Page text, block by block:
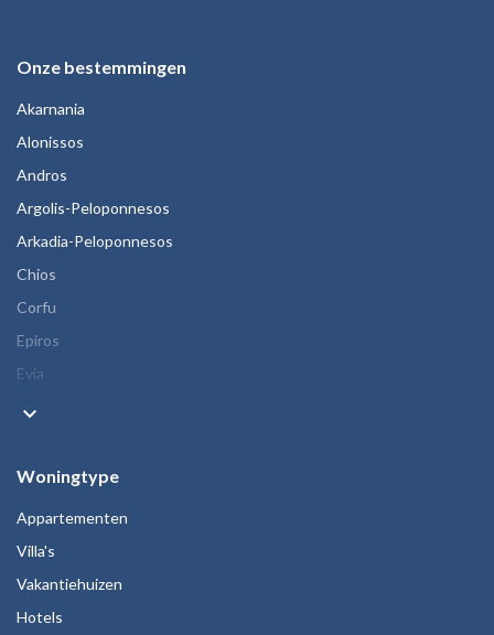
Onze bestemmingen
Akarnania
Alonissos
Andros
Argolis-Peloponnesos
Arkadia-Peloponnesos
Chios
Corfu
Epiros
Evia
keyboard_arrow_down
Woningtype
Appartementen
Villa's
Vakantiehuizen
Hotels